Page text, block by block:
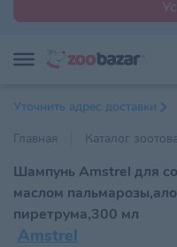
Уточнить адрес доставки
Главная
Каталог
Шампунь Amstrel для
маслом
пиретрума,300 мл
Amstrel